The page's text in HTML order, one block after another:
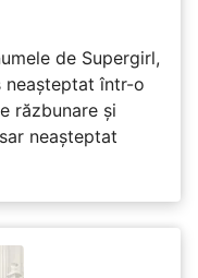
de Supergirl,
neașteptat într-o
răzbunare și
neașteptat